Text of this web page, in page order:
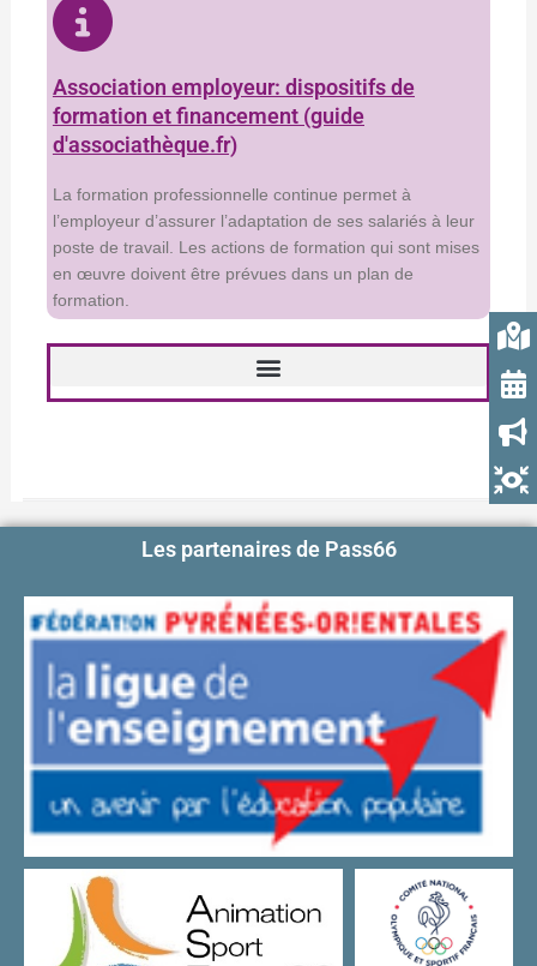
Association employeur: dispositifs de
formation et financement (guide
d'associathèque.fr)
La formation professionnelle continue permet à
l’employeur d’assurer l’adaptation de ses salariés à leur
poste de travail. Les actions de formation qui sont mises
en œuvre doivent être prévues dans un plan de
formation.
Les partenaires de Pass66